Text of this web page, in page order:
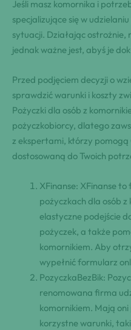
Jeśli masz komornika i⁣
specjalizujące się ​w
sytuacji.⁢ Działając ostrożnie,‍
jednak ważne jest, abyś je
Przed podjęciem decyzji o
sprawdzić warunki i koszty
‌Pożyczki dla osób z
pożyczkobiorcy, dlatego
z ekspertami, którzy
dostosowaną⁢ do Twoich
XFinanse: ‍XFinanse
pożyczkach dla osób‌
elastyczne podejście
pożyczek, a⁤ także
komornikiem. Aby
wypełnić formularz
PozyczkaBezBik:
⁢renomowana firma
komornikiem. Mają⁤
korzystne ⁣warunki,